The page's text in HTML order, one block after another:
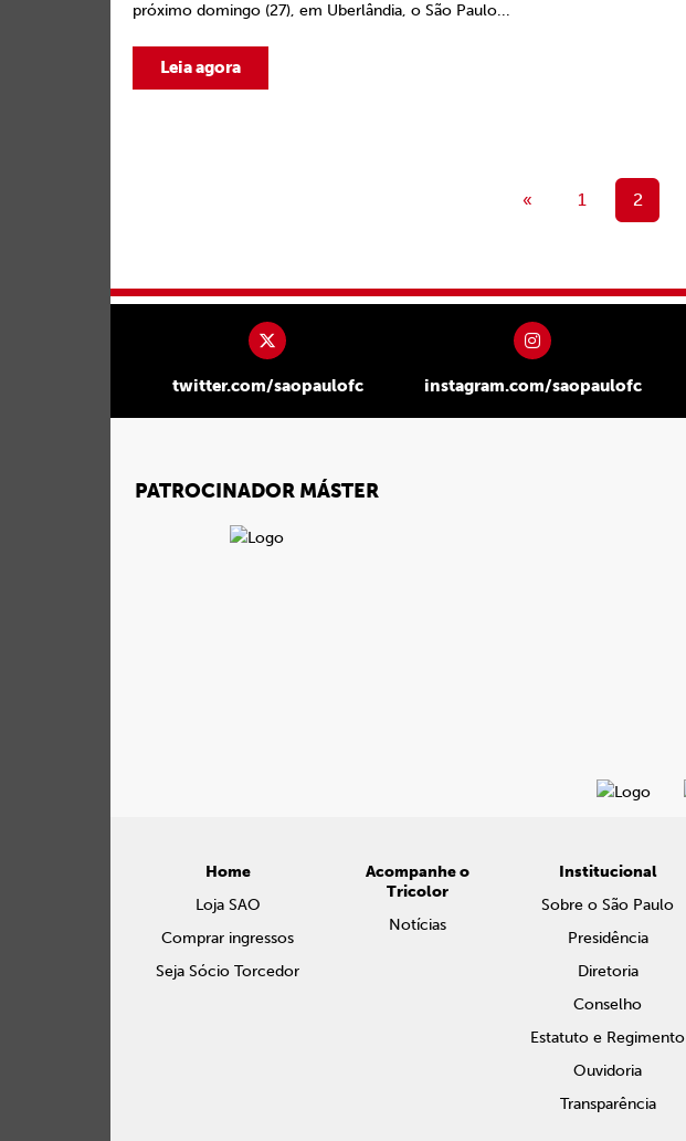
próximo domingo (27), em Uberlândia, o São Paulo...
Leia agora
« 1 2
twitter.com/saopaulofc instagram.com/saopaulofc
PATROCINADOR MÁSTER
Home
Loja SAO
Comprar ingressos
Seja Sócio Torcedor
Acompanhe o
Tricolor
Notícias
Institucional
Sobre o São Paulo
Presidência
Diretoria
Conselho
Estatuto e Regimento
Ouvidoria
Transparência